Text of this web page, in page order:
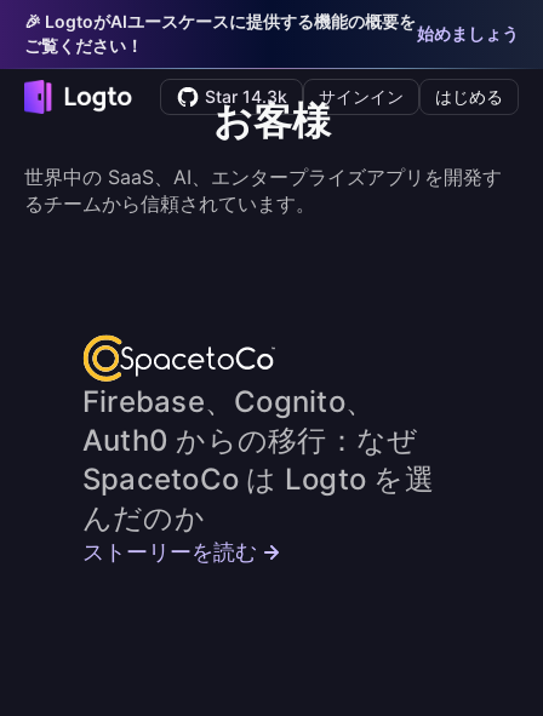
🎉 LogtoがAIユースケースに提供する機能の概要を
ご覧ください！
始めましょう
Star 14.3k サインイン はじめる
お客様
世界中の SaaS、AI、エンタープライズアプリを開発す
るチームから信頼されています。
Firebase、Cognito、
Auth0 からの移行：なぜ
SpacetoCo は Logto を選
んだのか
ストーリーを読む